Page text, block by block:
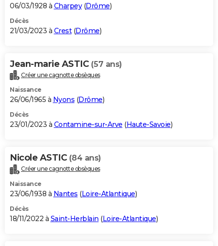
06/03/1928 à Charpey(Drôme)
Décès
21/03/2023 à Crest(Drôme)
Jean-marie ASTIC (57 ans)
Créer une cagnotte obsèques
Naissance
26/06/1965 à Nyons (Drôme)
Décès
23/01/2023 à Contamine-sur-Arve (Haute-Savoie)
Nicole ASTIC (84 ans)
Créer une cagnotte obsèques
Naissance
23/06/1938 à Nantes (Loire-Atlantique)
Décès
18/11/2022 à Saint-Herblain (Loire-Atlantique)